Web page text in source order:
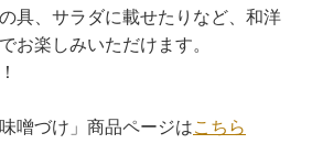
具、サラダに載せたりなど、和洋
お楽しみいただけます。
噌づけ」商品ページはこちら